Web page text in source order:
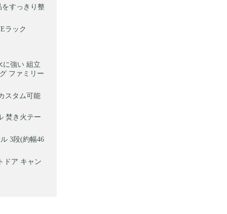
をすっきり整
ラック
に強い 組立
ファミリー
スタム可能
焚き火テー
3段(約幅46
ドア キャン